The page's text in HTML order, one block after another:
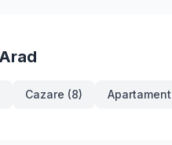
Cazare (8)